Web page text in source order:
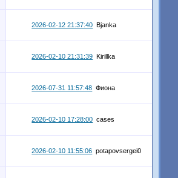
2026-02-12 21:37:40 Bjanka
2026-02-10 21:31:39 Kirillka
2026-07-31 11:57:48 Фиона
2026-02-10 17:28:00 cases
2026-02-10 11:55:06 potapovsergei0